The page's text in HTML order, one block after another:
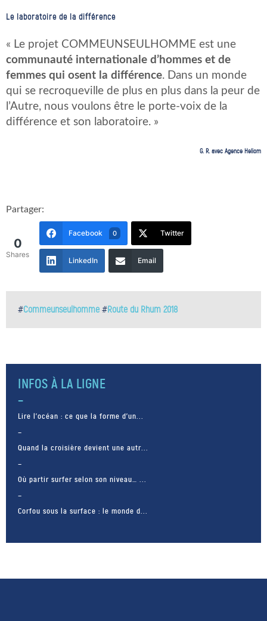
Le laboratoire de la différence
« Le projet COMMEUNSEULHOMME est une
communauté internationale d’hommes et de
femmes qui osent la différence. Dans un monde
qui se recroqueville de plus en plus dans la peur de
l’Autre, nous voulons être le porte-voix de la
différence et son laboratoire. »
G. R. avec Agence Heliom
Partager:
0
Shares
Facebook 0 Twitter
LinkedIn Email
#Commeunseulhomme #Route du Rhum 2018
INFOS À LA LIGNE
Lire l’océan : ce que la forme d’un...
Quand la croisière devient une autr...
Où partir surfer selon son niveau… ...
Corfou sous la surface : le monde d...